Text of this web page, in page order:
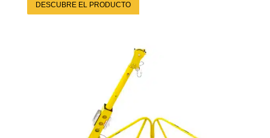
DESCUBRE EL PRODUCTO